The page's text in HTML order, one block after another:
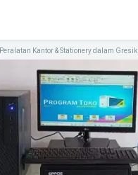
Peralatan Kantor & Stationery dalam Gresik